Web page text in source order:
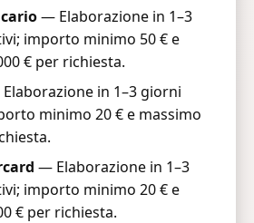
— Elaborazione in 1–3
importo minimo 50 € e
€ per richiesta.
in 1–3 giorni
minimo 20 € e massimo
— Elaborazione in 1–3
importo minimo 20 € e
€ per richiesta.